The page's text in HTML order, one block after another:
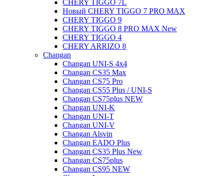
CHERY TIGGO 7L
Новый CHERY TIGGO 7 PRO MAX
CHERY TIGGO 9
CHERY TIGGO 8 PRO MAX New
CHERY TIGGO 4
CHERY ARRIZO 8
Changan
Changan UNI-S 4x4
Changan CS35 Max
Changan CS75 Pro
Changan CS55 Plus / UNI-S
Changan CS75plus NEW
Changan UNI-K
Changan UNI-T
Changan UNI-V
Changan Alsvin
Changan EADO Plus
Changan CS35 Plus New
Changan CS75plus
Changan CS95 NEW